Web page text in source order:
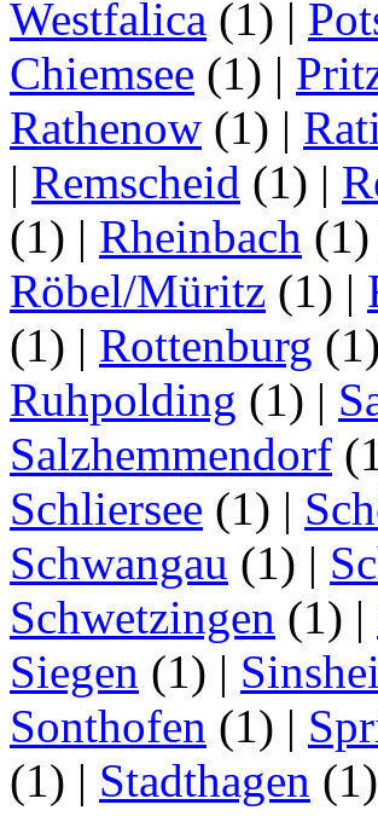
Westfalica (1) |
Chiemsee (1) |
Rathenow (1) |
| Remscheid (1) |
(1) | Rheinbach (1)
Röbel/Müritz (1) |
(1) | Rottenburg (1)
Ruhpolding (1) |
Salzhemmendorf
Schliersee (1) |
Schwangau (1) |
Schwetzingen (1) |
Siegen (1) |
Sonthofen (1) |
(1) | Stadthagen (1)